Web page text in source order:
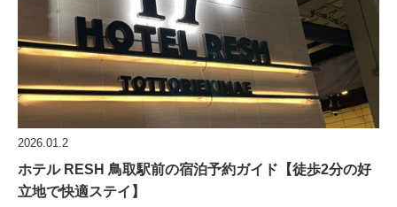
2026.01.2
ホテル RESH 鳥取駅前の宿泊予約ガイド【徒歩2分の好
立地で快適ステイ】